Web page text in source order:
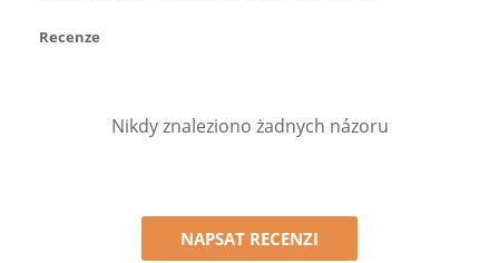
Recenze
Nikdy znaleziono żadnych názoru
NAPSAT RECENZI